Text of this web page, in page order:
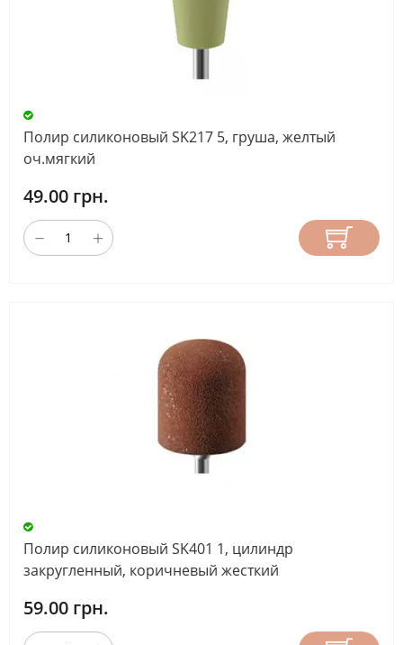
Полир силиконовый SK217 5, груша, желтый
оч.мягкий
49.00 грн.
Полир силиконовый SK401 1, цилиндр
закругленный, коричневый жесткий
59.00 грн.